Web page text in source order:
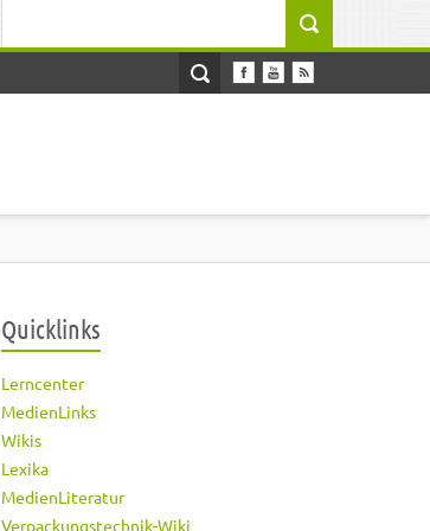
Quicklinks
Lerncenter
MedienLinks
Wikis
Lexika
MedienLiteratur
Verpackungstechnik-Wiki